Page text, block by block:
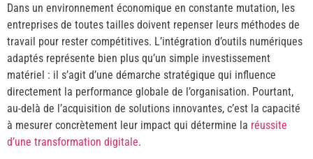
Dans un environnement économique en constante mutation, les
entreprises de toutes tailles doivent repenser leurs méthodes de
travail pour rester compétitives. L’intégration d’outils numériques
adaptés représente bien plus qu’un simple investissement
matériel : il s’agit d’une démarche stratégique qui influence
directement la performance globale de l’organisation. Pourtant,
au-delà de l’acquisition de solutions innovantes, c’est la capacité
à mesurer concrètement leur impact qui détermine la réussite
d’une transformation digitale.